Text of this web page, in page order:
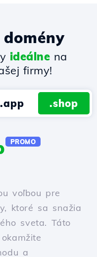
ideálne na
firmy!
.app .shop
PROMO
voľbou pre
ktoré sa snažia
sveta. Táto
a